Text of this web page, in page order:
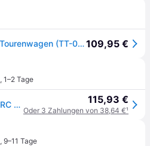
Tamiya 1:10 RC Modell V8 Tourenwagen (TT-02), ferngesteuertes Auto, RC Fahrzeug, Modellbau, Bausatz zum Zusammenbauen, Hobby, Basteln109,95 €
, 1–2 Tage
Tamiya 300058682 - 1:10 RC Audi V8 Tourenwagen (TT-02) - Neu 115,93 €
Oder 3 Zahlungen von 38,64 €¹
, 9–11 Tage